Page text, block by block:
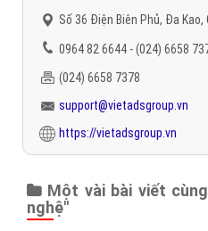
Số 36 Điện Biên Phủ, Đa Kao,
0964 82 6644 - (024) 6658
(024) 6658 7378
support@vietadsgroup.vn
https://vietadsgroup.vn
Một vài bài viết
nghệ"